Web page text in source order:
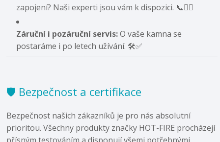
zapojení? Naši experti jsou vám k dispozici. 📞👷‍♂️
Záruční i pozáruční servis:O vaše kamna se
postaráme i po letech užívání. 🛠️✅
🛡️ Bezpečnost a certifikace
Bezpečnost našich zákazníků je pro nás absolutní
prioritou. Všechny produkty značky HOT-FIRE procházejí